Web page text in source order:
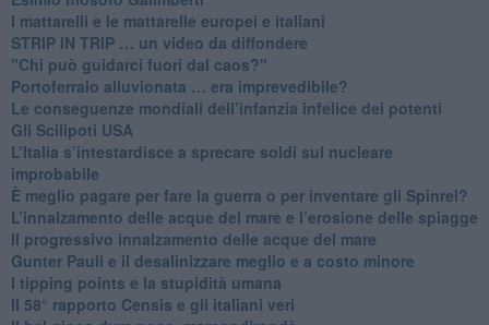
​I mattarelli e le mattarelle europei e italiani
​STRIP IN TRIP … un video da diffondere
"Chi può guidarci fuori dal caos?"
​Portoferraio alluvionata … era imprevedibile?
Le conseguenze mondiali dell’infanzia infelice dei potenti
​Gli Scilipoti USA
L’Italia s’intestardisce a sprecare soldi sul nucleare
improbabile
È meglio pagare per fare la guerra o per inventare gli Spinrel?
​L’innalzamento delle acque del mare e l’erosione delle spiagge
​Il progressivo innalzamento delle acque del mare
​Gunter Pauli e il desalinizzare meglio e a costo minore
I tipping points e la stupidità umana
​Il 58° rapporto Censis e gli italiani veri